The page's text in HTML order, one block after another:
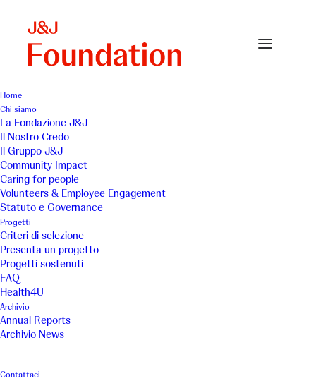
Home
Chi siamo
La Fondazione J&J
Il Nostro Credo
Il Gruppo J&J
Community Impact
Caring for people
Volunteers & Employee Engagement
Statuto e Governance
Progetti
Criteri di selezione
Presenta un progetto
Progetti sostenuti
FAQ
Health4U
Archivio
Annual Reports
Archivio News
Contattaci